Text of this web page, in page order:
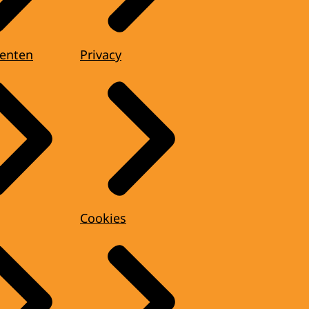
Privacy
Cookies